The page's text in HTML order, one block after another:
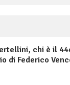
chi è il
di Federico